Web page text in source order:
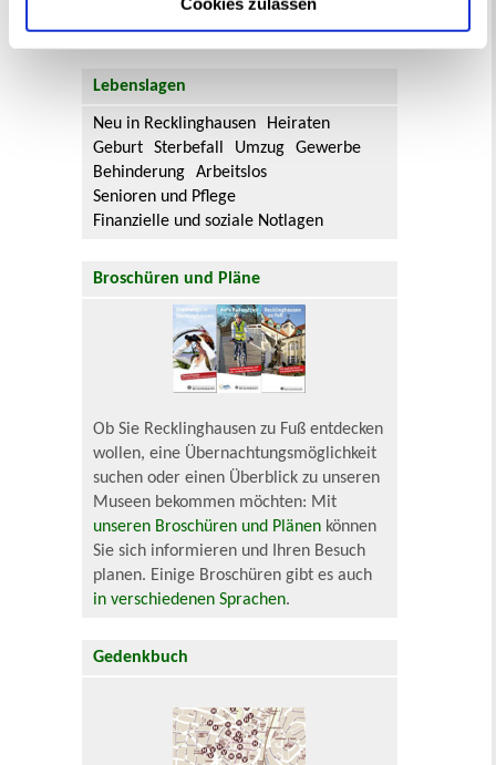
Flächennutzungsplan-Änderungen finden
Sie hier.
Lebenslagen
Neu in Recklinghausen
Heiraten
Geburt
Sterbefall Umzug
Gewerbe
Behinderung
Arbeitslos
Senioren und Pflege
Finanzielle und soziale Notlagen
Broschüren und Pläne
Ob Sie Recklinghausen zu Fuß entdecken
wollen, eine Übernachtungsmöglichkeit
suchen oder einen Überblick zu unseren
Museen bekommen möchten: Mit
unseren Broschüren und Plänen können
Sie sich informieren und Ihren Besuch
planen. Einige Broschüren gibt es auch
in verschiedenen Sprachen.
Gedenkbuch